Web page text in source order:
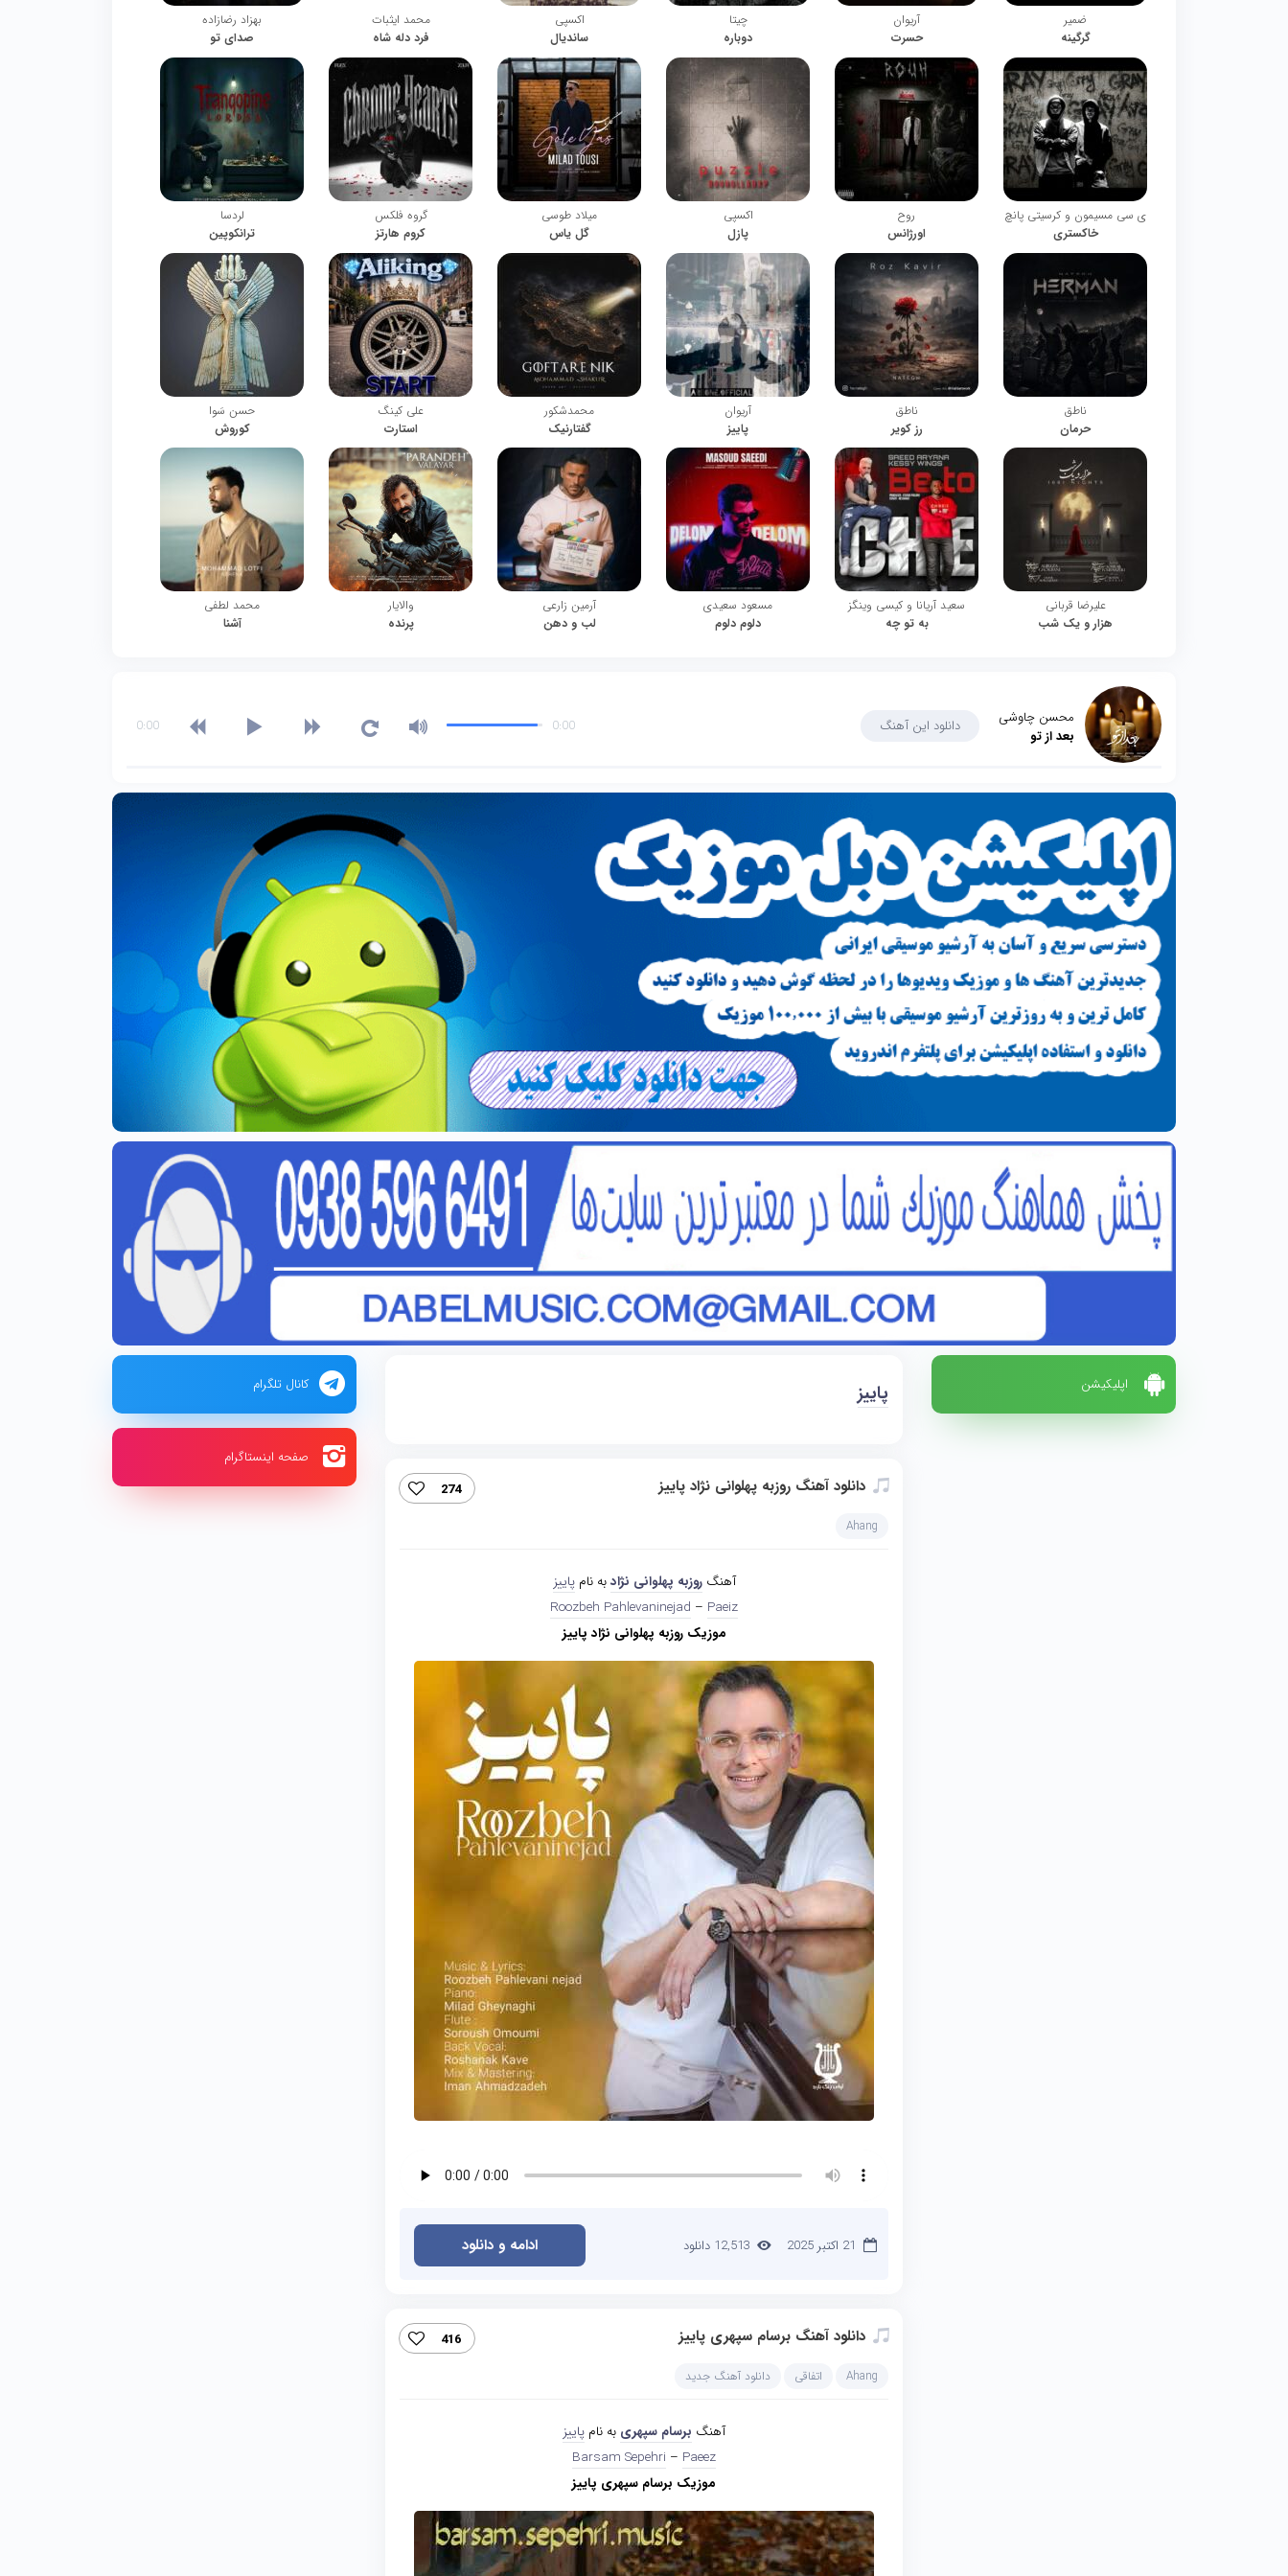
ضمیر
گرگینه
آریوان
حسرت
چیتا
دوباره
اکسپی
ساندیال
محمد ایثبات
فرد دله شاه
بهزاد رضازاده
صدای تو
ی سی مسیمون و کرسیتی پانچ
خاکستری
روح
اورژانس
اکسپی
پازل
میلاد طوسی
گل یاس
گروه فلکس
کروم هارتز
لردسا
ترانکوپین
ناطق
حرمان
ناطق
رز کویر
آریوان
پاییز
محمدشکور
گفتارنیک
علی کینگ
استارت
حسن سَوا
کوروش
علیرضا قربانی
هزار و یک شب
سعید آریانا و کیسی وینگز
به تو چه
مسعود سعیدی
دلوم دلوم
آرمین زارعی
لب و دهن
والایار
پرنده
محمد لطفی
آشنا
محسن چاوشی
بعد از تو
دانلود این آهنگ 0:00
0:00
اپلیکیشن پاییز
دانلود آهنگ روزبه پهلوانی نژاد پاییز 274
Ahang
آهنگروزبه پهلوانی نژادبه نامپاییز
Roozbeh Pahlevaninejad – Paeiz
موزیک روزبه پهلوانی نژاد پاییز
21 اکتبر 2025 12,513 دانلود ادامه و دانلود
دانلود آهنگ برسام سپهری پاییز 416
Ahang اتفاقی دانلود آهنگ جدید
آهنگ برسام سپهری به نام پاییز
Barsam Sepehri – Paeez
موزیک برسام سپهری پاییز
کانال تلگرام
صفحه اینستاگرام